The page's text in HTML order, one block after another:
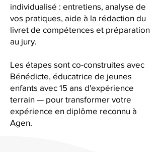
individualisé : entretiens, analyse de
vos pratiques, aide à la rédaction du
livret de compétences et préparation
au jury.
Les étapes sont co-construites avec
Bénédicte, éducatrice de jeunes
enfants avec 15 ans d'expérience
terrain — pour transformer votre
expérience en diplôme reconnu à
Agen.